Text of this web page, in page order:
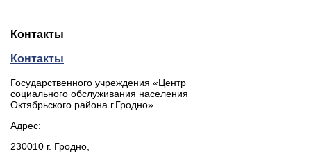
Контакты
Контакты
Государственного учреждения «Центр
социального обслуживания населения
Октябрьского района г.Гродно»
Адрес:
230010 г. Гродно,